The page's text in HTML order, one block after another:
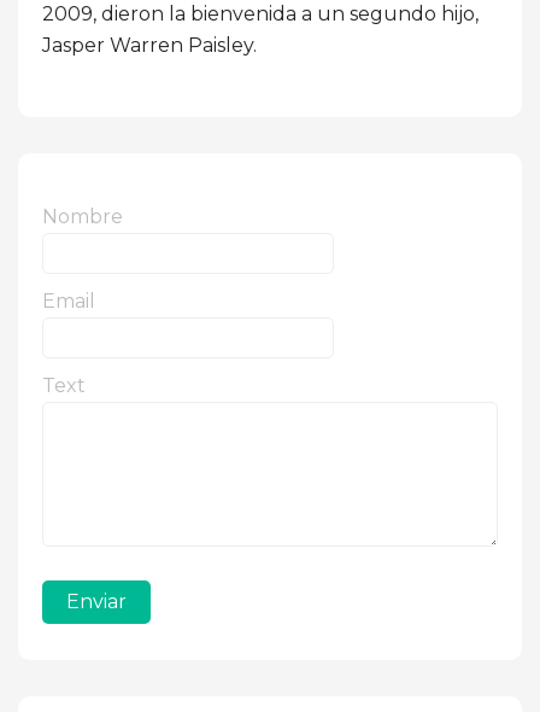
2009, dieron la bienvenida a un segundo hijo,
Jasper Warren Paisley.
Nombre
Email
Text
Enviar